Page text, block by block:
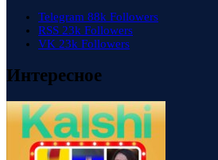
Telegram 88k Followers
RSS 23k Followers
VK 23k Followers
Интересное